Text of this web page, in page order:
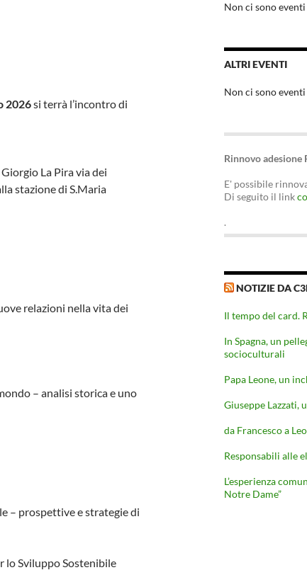
2026si terrà l’incontro di
La Pira via dei
stazione di S.Maria
relazioni nella vita dei
– analisi storica e uno
– prospettive e strategie di
lo Sviluppo Sostenibile
Non ci sono eventi
ALTRI EVENTI
Non ci sono eventi
Rinnovo adesione
E' possibile
Di seguito il link
.
NOTIZIE DA
Il tempo del card.
In Spagna, un
socioculturali
Papa Leone, un
Giuseppe Lazzati,
da Francesco a
Responsabili alle
L’esperienza
Notre Dame”